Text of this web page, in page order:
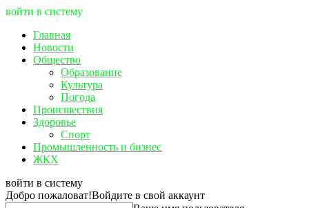
войти в систему
Главная
Новости
Общество
Образование
Культура
Погода
Происшествия
Здоровье
Спорт
Промышленность и бизнес
ЖКХ
войти в систему
Добро пожаловат!Войдите в свой аккаунт